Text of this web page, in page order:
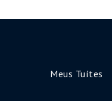
Meus Tuítes